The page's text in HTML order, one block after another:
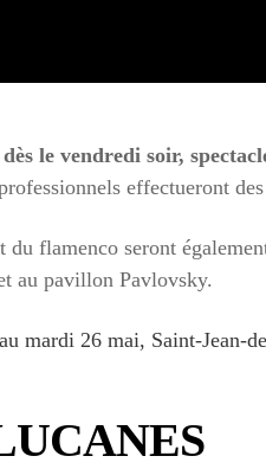
dès le vendredi soir,
effectueront
du flamenco seront
au pavillon Pavlovsky.
mardi 26 mai, Saint-Jean-